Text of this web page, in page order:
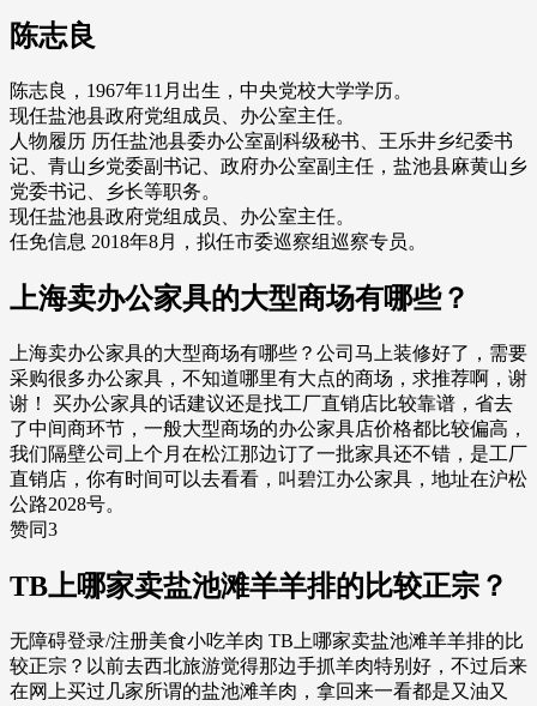
陈志良
陈志良，1967年11月出生，中央党校大学学历。
现任盐池县政府党组成员、办公室主任。
人物履历 历任盐池县委办公室副科级秘书、王乐井乡纪委书
记、青山乡党委副书记、政府办公室副主任，盐池县麻黄山乡
党委书记、乡长等职务。
现任盐池县政府党组成员、办公室主任。
任免信息 2018年8月，拟任市委巡察组巡察专员。
上海卖办公家具的大型商场有哪些？
上海卖办公家具的大型商场有哪些？公司马上装修好了，需要
采购很多办公家具，不知道哪里有大点的商场，求推荐啊，谢
谢！ 买办公家具的话建议还是找工厂直销店比较靠谱，省去
了中间商环节，一般大型商场的办公家具店价格都比较偏高，
我们隔壁公司上个月在松江那边订了一批家具还不错，是工厂
直销店，你有时间可以去看看，叫碧江办公家具，地址在沪松
公路2028号。
赞同3
TB上哪家卖盐池滩羊羊排的比较正宗？
无障碍登录/注册美食小吃羊肉 TB上哪家卖盐池滩羊羊排的比
较正宗？以前去西北旅游觉得那边手抓羊肉特别好，不过后来
在网上买过几家所谓的盐池滩羊肉，拿回来一看都是又油又